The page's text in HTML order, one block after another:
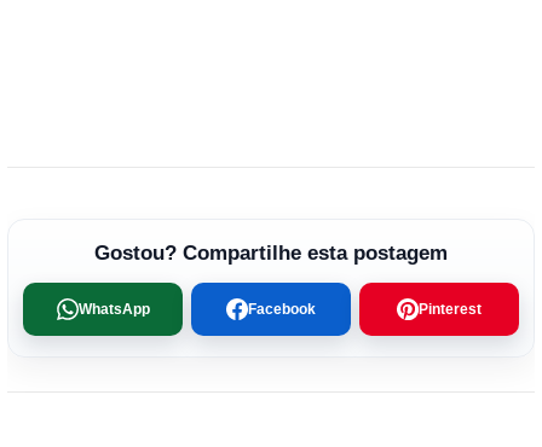
Gostou? Compartilhe esta postagem
WhatsApp Facebook Pinterest